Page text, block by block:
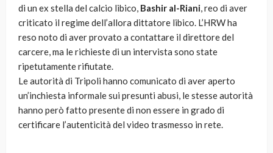
di un ex stella del calcio libico, Bashir al-Riani, reo di aver
criticato il regime dell’allora dittatore libico. L’HRW ha
reso noto di aver provato a contattare il direttore del
carcere, ma le richieste di un intervista sono state
ripetutamente rifiutate.
Le autorità di Tripoli hanno comunicato di aver aperto
un’inchiesta informale sui presunti abusi, le stesse autorità
hanno però fatto presente di non essere in grado di
certificare l’autenticità del video trasmesso in rete.